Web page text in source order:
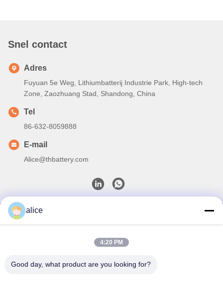
Snel contact
Adres
Fuyuan 5e Weg, Lithiumbatterij Industrie Park, High-tech
Zone, Zaozhuang Stad, Shandong, China
Tel
86-632-8059888
E-mail
Alice@thbattery.com
Privacybeleid
| De Goede Kwaliteit van China De
zonnebatterij van het Straatlantaarnlithium Leverancier.
Copyright © 2026 Shandong Tian Han New Energy Technology
alice
4:20 PM
Good day, what product are you looking for?